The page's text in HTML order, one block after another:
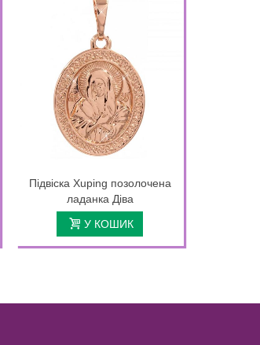
Підвіска Xuping позолочена
ладанка Діва
У КОШИК